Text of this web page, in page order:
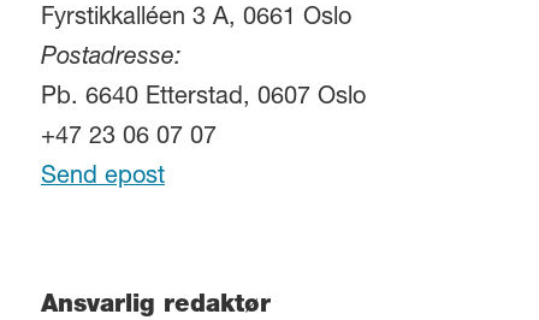
Fyrstikkalléen 3 A, 0661 Oslo
Postadresse:
Pb. 6640 Etterstad, 0607 Oslo
+47 23 06 07 07
Send epost
Ansvarlig redaktør